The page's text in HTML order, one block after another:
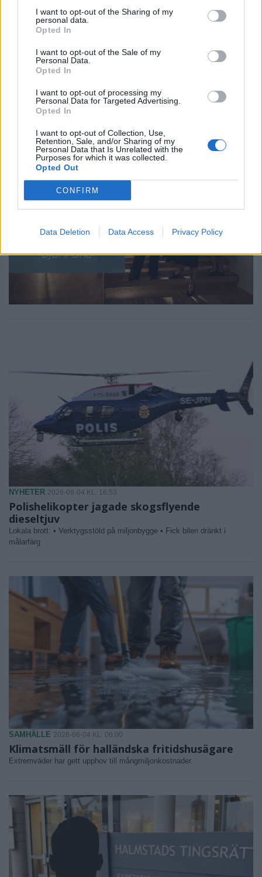
I want to opt-out of the Sharing of my
personal data.
Opted In
I want to opt-out of the Sale of my
Personal Data.
Opted In
I want to opt-out of processing my
Personal Data for Targeted Advertising.
Opted In
I want to opt-out of Collection, Use,
Retention, Sale, and/or Sharing of my
Personal Data that Is Unrelated with the
Purposes for which it was collected.
Opted Out
CONFIRM
Data Deletion Data Access Privacy Policy
NYHETER 2026-08-05 KL. 12:27
”Vi var inte säkra
på att vi skulle
Storbranden kunde ha fått
betydligt värre följder.
Laholm – radhus
Randevik:
NYHETER 2026-08-04 KL. 16:53
Polishelikopter jagade skogsflyende
dieseltjuv
Lokala brott: • Verktygsstöld på miljonbygge • Fick bilen dränkt i
målarfärg
SAMHÄLLE 2026-08-04 KL. 06:00
Klimatsmäll för halländska fritidshusägare
Extremväder har gett upphov till mångmiljonkostnader.